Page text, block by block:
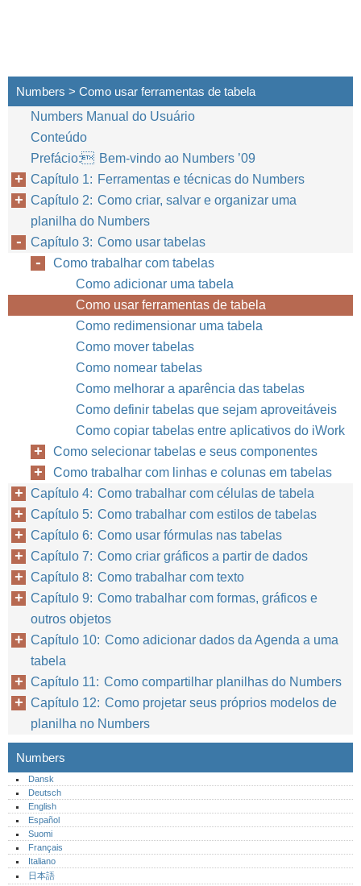
Numbers > Como usar ferramentas de tabela
Numbers Manual do Usuário
Conteúdo
Prefácio: Bem-vindo ao Numbers ’09
Capítulo 1: Ferramentas e técnicas do Numbers
Capítulo 2: Como criar, salvar e organizar uma
planilha do Numbers
Capítulo 3: Como usar tabelas
Como trabalhar com tabelas
Como adicionar uma tabela
Como usar ferramentas de tabela
Como redimensionar uma tabela
Como mover tabelas
Como nomear tabelas
Como melhorar a aparência das tabelas
Como definir tabelas que sejam aproveitáveis
Como copiar tabelas entre aplicativos do iWork
Como selecionar tabelas e seus componentes
Como trabalhar com linhas e colunas em tabelas
Capítulo 4: Como trabalhar com células de tabela
Capítulo 5: Como trabalhar com estilos de tabelas
Capítulo 6: Como usar fórmulas nas tabelas
Capítulo 7: Como criar gráficos a partir de dados
Capítulo 8: Como trabalhar com texto
Capítulo 9: Como trabalhar com formas, gráficos e
outros objetos
Capítulo 10: Como adicionar dados da Agenda a uma
tabela
Capítulo 11: Como compartilhar planilhas do Numbers
Capítulo 12: Como projetar seus próprios modelos de
planilha no Numbers
Numbers
Dansk
Deutsch
English
Español
Suomi
Français
Italiano
日本語